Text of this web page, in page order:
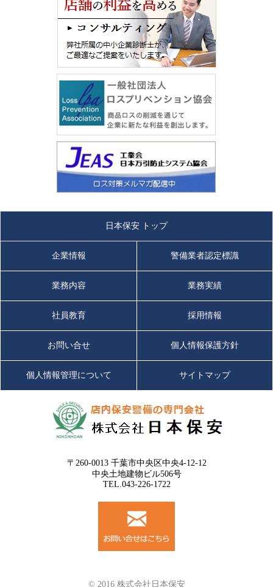
日本保安 トップ
企業情報 警備業者認定標識
業務内容 業務実績
社員教育 採用情報
お問い合せ 個人情報保護方針
個人情報管理について サイトマップ
〒260-0013 千葉市中央区中央4-12-12
中央土地建物ビル506号
TEL.043-226-1722
© 2016 株式会社日本保安